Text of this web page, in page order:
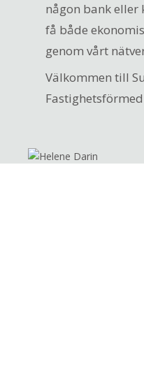
någon bank eller
få både
genom vårt
Välkommen till